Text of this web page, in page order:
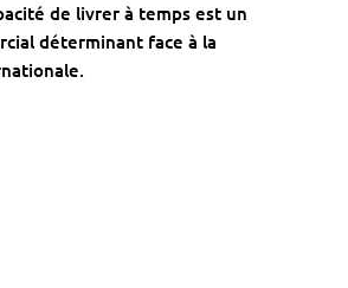
de livrer à temps est un
déterminant face à la